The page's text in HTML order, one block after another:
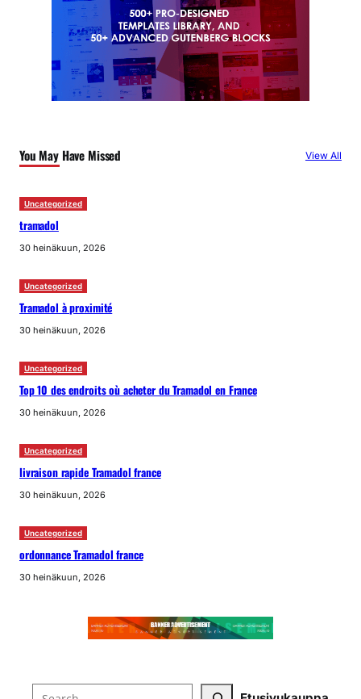
You May Have Missed View All
Uncategorized
tramadol
30 heinäkuun, 2026
Uncategorized
Tramadol à proximité
30 heinäkuun, 2026
Uncategorized
Top 10 des endroits où acheter du Tramadol en France
30 heinäkuun, 2026
Uncategorized
livraison rapide Tramadol france
30 heinäkuun, 2026
Uncategorized
ordonnance Tramadol france
30 heinäkuun, 2026
Search